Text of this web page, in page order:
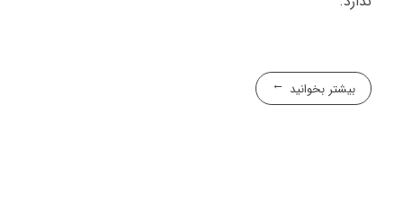
بیشتر بخوانید